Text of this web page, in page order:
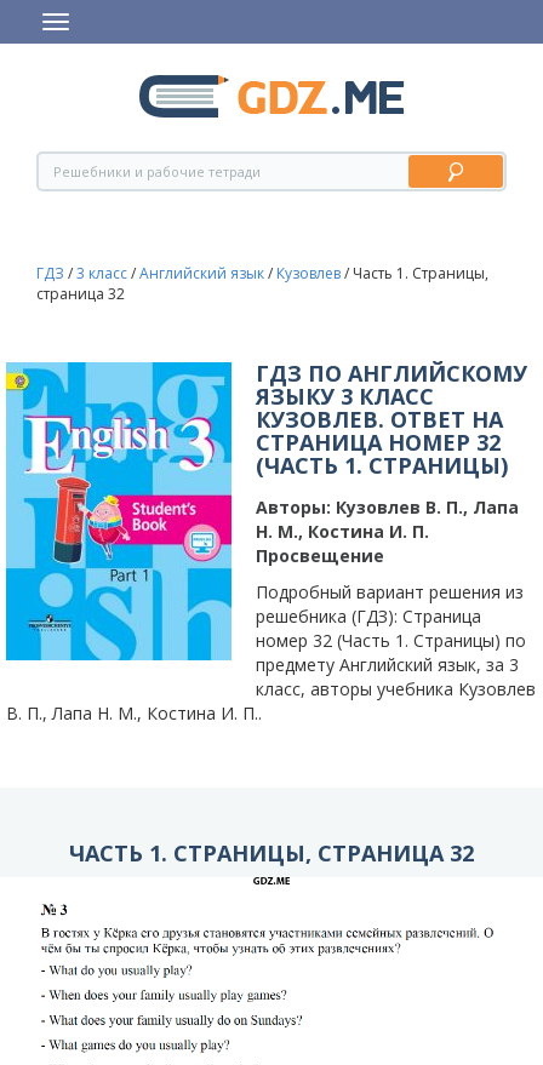
ГДЗ /3 класс/Английский язык/ Кузовлев/ Часть 1. Страницы,
страница 32
ГДЗ ПО АНГЛИЙСКОМУ
ЯЗЫКУ 3 КЛАСС
КУЗОВЛЕВ. ОТВЕТ НА
СТРАНИЦА НОМЕР 32
(ЧАСТЬ 1. СТРАНИЦЫ)
Авторы: Кузовлев В. П., Лапа
Н. М., Костина И. П.
Просвещение
Подробный вариант решения из
решебника (ГДЗ): Страница
номер 32 (Часть 1. Страницы) по
предмету Английский язык, за 3
класс, авторы учебника Кузовлев
В. П., Лапа Н. М., Костина И. П..
ЧАСТЬ 1. СТРАНИЦЫ, СТРАНИЦА 32